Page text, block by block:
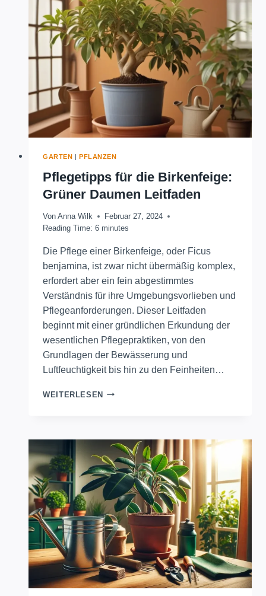
GARTEN |PFLANZEN
Pflegetipps für die Birkenfeige:
Grüner Daumen Leitfaden
Von Anna Wilk
Februar 27, 2024
Reading Time: 6 minutes
Die Pflege einer Birkenfeige, oder Ficus
benjamina, ist zwar nicht übermäßig komplex,
erfordert aber ein fein abgestimmtes
Verständnis für ihre Umgebungsvorlieben und
Pflegeanforderungen. Dieser Leitfaden
beginnt mit einer gründlichen Erkundung der
wesentlichen Pflegepraktiken, von den
Grundlagen der Bewässerung und
Luftfeuchtigkeit bis hin zu den Feinheiten…
WEITERLESEN
PFLEGETIPPS
GRÜNER
DAUMEN
LEITFADEN